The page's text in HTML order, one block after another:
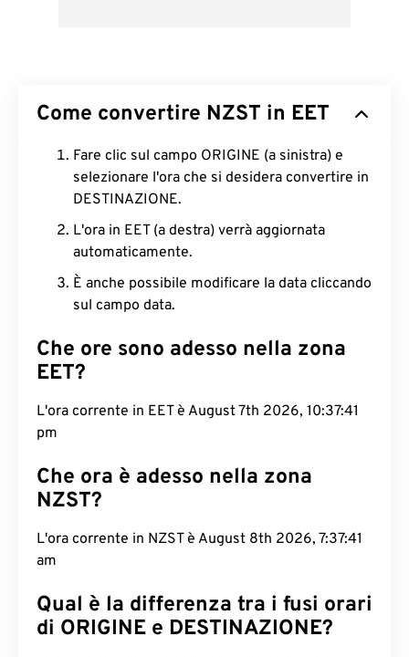
Come convertire NZST in EET
Fare clic sul campo ORIGINE (a sinistra) e
selezionare l'ora che si desidera convertire in
DESTINAZIONE.
L'ora in EET (a destra) verrà aggiornata
automaticamente.
È anche possibile modificare la data cliccando
sul campo data.
Che ore sono adesso nella zona
EET?
L'ora corrente in EET è August 7th 2026, 10:37:42
pm
Che ora è adesso nella zona
NZST?
L'ora corrente in NZST è August 8th 2026, 7:37:42
am
Qual è la differenza tra i fusi orari
di ORIGINE e DESTINAZIONE?